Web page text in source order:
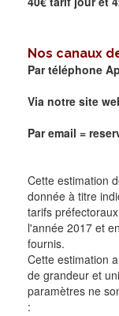
Nos canaux
Par téléphone
Via notre site
Par email =
Cette estimation
donnée à titre
tarifs
l'année 2017 et
fournis.
Cette estimation
de grandeur et
paramètres ne
: